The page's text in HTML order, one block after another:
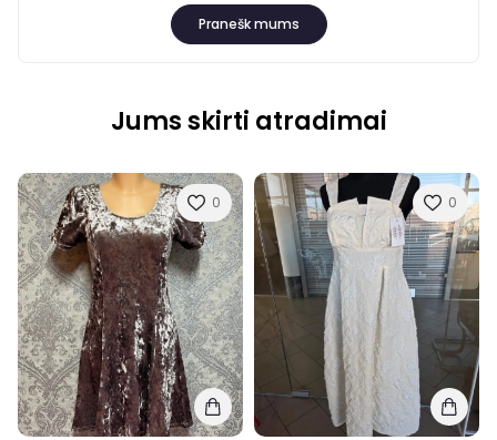
Pranešk mums
Jums skirti atradimai
0 0